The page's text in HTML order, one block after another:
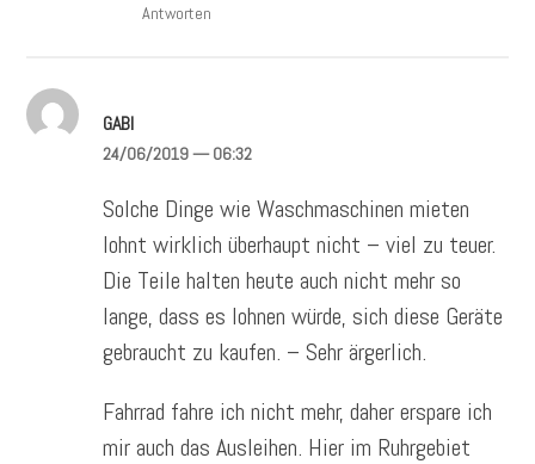
Antworten
GABI
24/06/2019— 06:32
Solche Dinge wie Waschmaschinen mieten
lohnt wirklich überhaupt nicht – viel zu teuer.
Die Teile halten heute auch nicht mehr so
lange, dass es lohnen würde, sich diese Geräte
gebraucht zu kaufen. – Sehr ärgerlich.
Fahrrad fahre ich nicht mehr, daher erspare ich
mir auch das Ausleihen. Hier im Ruhrgebiet